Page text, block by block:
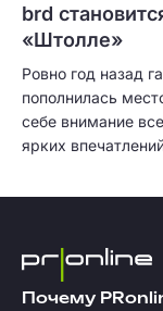
brd
«Штолле»
Ровно год назад
пополнилась
себе внимание
ярких
Почему